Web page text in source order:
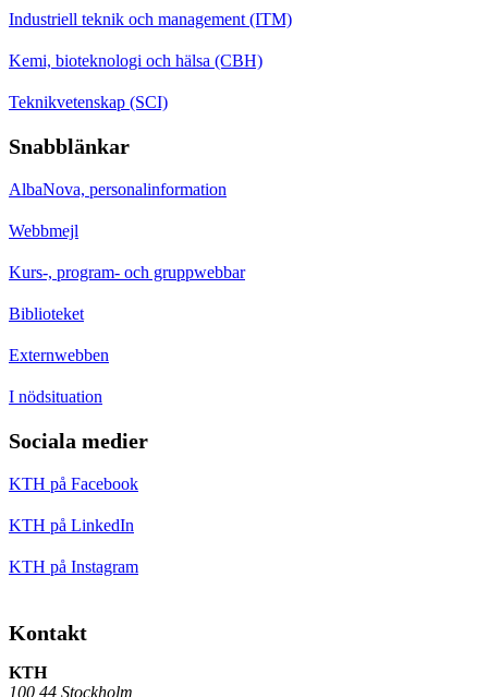
Industriell teknik och management (ITM)
Kemi, bioteknologi och hälsa (CBH)
Teknikvetenskap (SCI)
Snabblänkar
AlbaNova, personalinformation
Webbmejl
Kurs-, program- och gruppwebbar
Biblioteket
Externwebben
I nödsituation
Sociala medier
KTH på Facebook
KTH på LinkedIn
KTH på Instagram
Kontakt
KTH
100 44 Stockholm